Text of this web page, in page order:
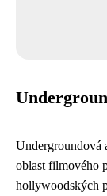
Undergroundová
oblast filmového
hollywoodských